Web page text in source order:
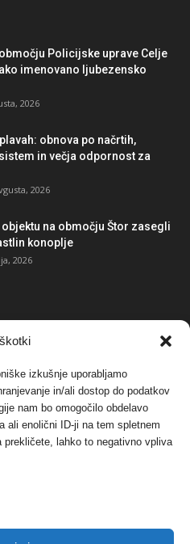
izkušnje uporabljamo
in/ali dostop do podatkov
nam bo omogočilo obdelavo
ali enolični ID-ji na tem spletnem
lahko to negativno vpliva
Policijske uprave Celje
imenovano ljubezensko
2026
obnova po načrtih,
in večja odpornost za
2026
na območju Štor zasegli
konoplje
2026
elektrarnam na Ojstrici, v
bolj...
2017
v korist elektrarnam
cvetličarskega mojstra Andreja